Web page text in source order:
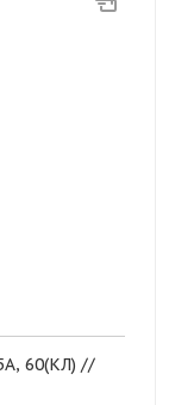
60(КЛ) //